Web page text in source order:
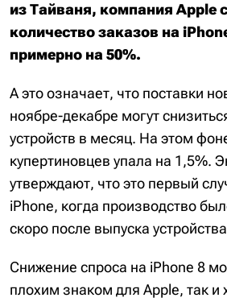
из Тайваня, компания Apple
количество заказов на
примерно на 50%.
А это означает, что поставки
ноябре-декабре могут
устройств в месяц. На этом
купертиновцев упала на 1,5%.
утверждают, что это первый
iPhone, когда производство
скоро после выпуска
Снижение спроса на iPhone 8
плохим знаком для Apple, так